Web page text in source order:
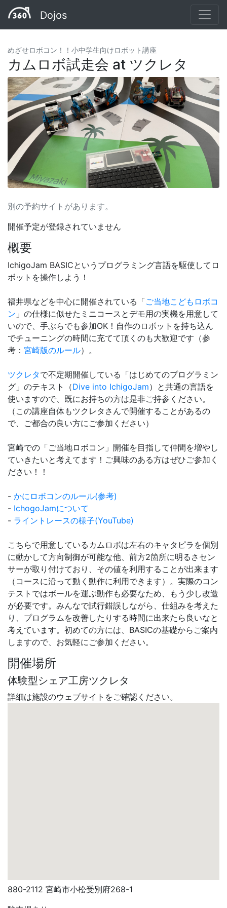
Dojos
めざせロボコン！！小中学生向けロボット講座
カムロボ試走会 at ツクレタ
別の予約サイトがあります。
開催予定が登録されていません
概要
IchigoJam BASICというプログラミング言語を駆使してロ
ボットを操作しよう！
福井県などを中心に開催されている「ご当地こどもロボコ
ン 」の仕様に似せたミニコースとデモ用の実機を用意して
いので、手ぶらでも参加OK！自作のロボットを持ち込ん
でチューニングの時間に充てて頂くのも大歓迎です（参
考： 宮崎版のルール）。
ツクレタで不定期開催している「はじめてのプログラミン
グ」のテキスト（Dive into IchigoJam）と共通の言語を
使いますので、既にお持ちの方は是非ご持参ください。
（この講座自体もツクレタさんで開催することがあるの
で、ご都合の良い方にご参加ください）
宮崎での「ご当地ロボコン」開催を目指して仲間を増やし
ていきたいと考えてます！ご興味のある方はぜひご参加く
ださい！！
- かにロボコンのルール(参考)
- IchogoJamについて
- ライントレースの様子(YouTube)
こちらで用意しているカムロボは左右のキャタピラを個別
に動かして方向制御が可能な他、前方2箇所に明るさセン
サーが取り付けており、その値を利用することが出来ます
（コースに沿って動く動作に利用できます）。実際のコン
テストではボールを運ぶ動作も必要なため、もう少し改造
が必要です。みんなで試行錯誤しながら、仕組みを考えた
り、プログラムを改善したりする時間に出来たら良いなと
考えています。初めての方には、BASICの基礎からご案内
しますので、お気軽にご参加ください。
開催場所
体験型シェア工房ツクレタ
詳細は施設のウェブサイトをご確認ください。
880-2112 宮崎市小松受別府268-1